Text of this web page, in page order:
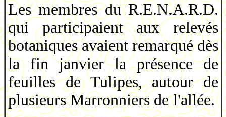
Les membres du R.E.N.A.R.D.
qui participaient aux relevés
botaniques avaient remarqué dès
la fin janvier la présence de
feuilles de Tulipes, autour de
plusieurs Marronniers de l'allée.